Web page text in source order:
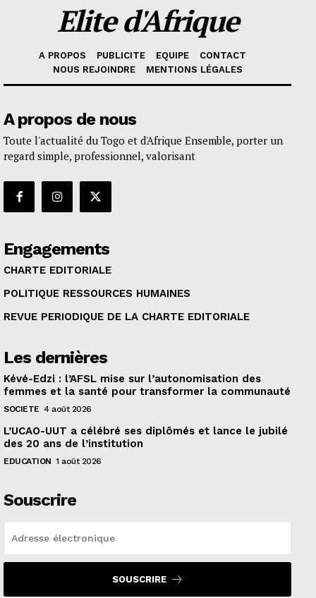
Elite d'Afrique
A PROPOS PUBLICITE EQUIPE
CONTACT
NOUS REJOINDRE
MENTIONS LÉGALES
A propos de nous
Toute l'actualité du Togo et d'Afrique Ensemble, porter un
regard simple, professionnel, valorisant
Engagements
CHARTE EDITORIALE
POLITIQUE RESSOURCES HUMAINES
REVUE PERIODIQUE DE LA CHARTE EDITORIALE
Les dernières
Kévé-Edzi : l’AFSL mise sur l’autonomisation des
femmes et la santé pour transformer la communauté
SOCIETE 4 août 2026
L’UCAO-UUT a célébré ses diplômés et lance le jubilé
des 20 ans de l’institution
EDUCATION 1 août 2026
Souscrire
SOUSCRIRE